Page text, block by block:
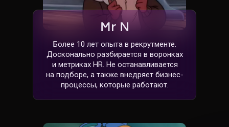
Mr N
Более 10 лет опыта в рекрутменте.
Досконально разбирается в воронках
и метриках HR. Не останавливается
на подборе, а также внедряет бизнес-
процессы, которые работают.